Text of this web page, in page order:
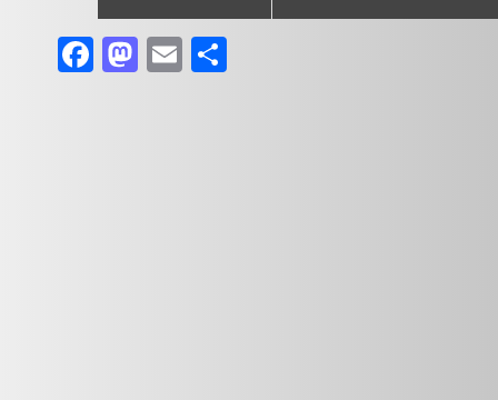
Facebook
Mastodon
Email